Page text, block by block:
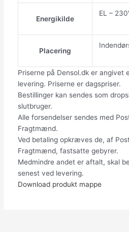
Energikilde
EL –
Placering
Priserne på Densol.dk er angivet
levering. Priserne er dagspriser.
Bestillinger kan sendes som
slutbruger.
Alle forsendelser sendes med
Fragtmænd.
Ved betaling opkræves de, af
Fragtmænd, fastsatte gebyrer.
Medmindre andet er aftalt, skal
senest ved levering.
Download produkt mappe